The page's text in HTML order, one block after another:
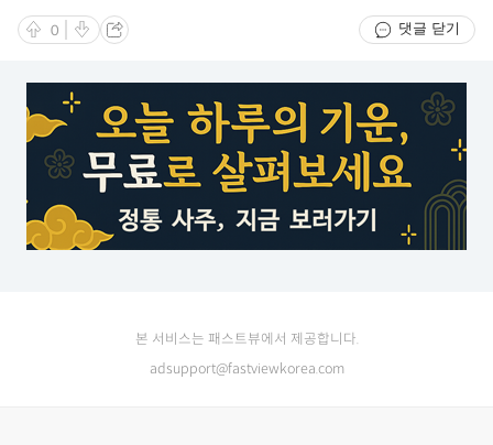
0 댓글 닫기
본 서비스는 패스트뷰에서 제공합니다.
adsupport@fastviewkorea.com